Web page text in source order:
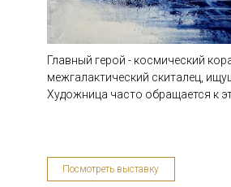
Посмотреть выставку
Главный герой - космический
межгалактический скиталец,
Художница часто обращается к